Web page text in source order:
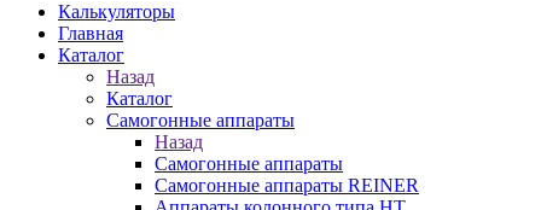
Калькуляторы
Главная
Каталог
Назад
Каталог
Самогонные аппараты
Назад
Самогонные аппараты
Самогонные аппараты REINER